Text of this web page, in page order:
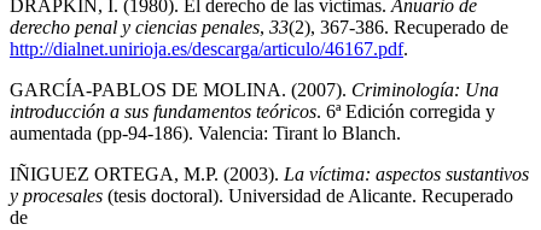
DRAPKIN, I. (1980). El derecho de las víctimas. Anuario de
derecho penal y ciencias penales, 33(2), 367-386. Recuperado de
http://dialnet.unirioja.es/descarga/articulo/46167.pdf.
GARCÍA-PABLOS DE MOLINA. (2007). Criminología: Una
introducción a sus fundamentos teóricos. 6ª Edición corregida y
aumentada (pp-94-186). Valencia: Tirant lo Blanch.
IÑIGUEZ ORTEGA, M.P. (2003). La víctima: aspectos sustantivos
y procesales (tesis doctoral). Universidad de Alicante. Recuperado
de